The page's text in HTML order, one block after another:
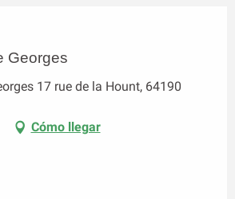
Georges
17 rue de la Hount, 64190
Cómo llegar